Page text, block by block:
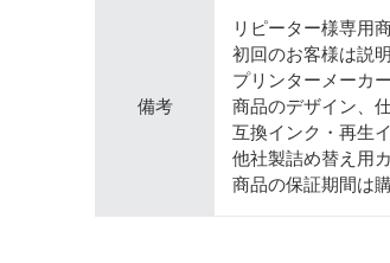
備考
リピーター様専用
初回のお客様は説
プリンターメーカ
商品のデザイン、
互換インク・再生
他社製詰め替え用
商品の保証期間は